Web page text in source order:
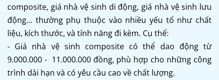
composite, giá nhà vệ sinh di động, giá nhà vệ sinh lưu
động... thường phụ thuộc vào nhiều yếu tố như chất
liệu, kích thước, và tính năng đi kèm. Cụ thể:
- Giá nhà vệ sinh composite có thể dao động từ
9.000.000 - 11.000.000 đồng, phù hợp cho những công
trình dài hạn và có yêu cầu cao về chất lượng.